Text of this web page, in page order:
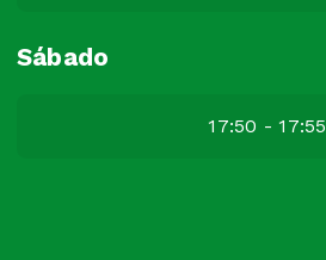
Sábado
17:50 - 17:55